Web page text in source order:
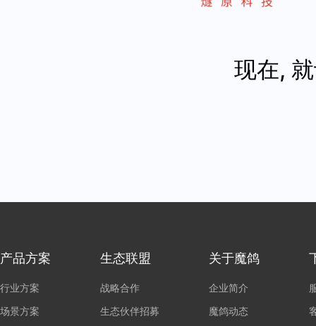
现在,
产品方案
行业方案
场景方案
生态联盟
战略合作
生态伙伴招募
关于魔鸽
企业简介
魔鸽动态